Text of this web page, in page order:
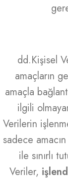
dd.Kişisel
amaçların
amaçla
ilgili
Verilerin
sadece
ile sınırlı
Veriler,